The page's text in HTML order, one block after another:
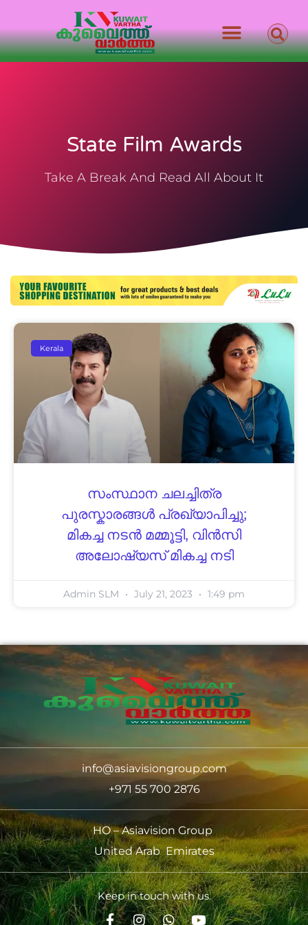
State Film Awards
Take A Break And Read All About It
Kerala
സംസ്ഥാന ചലച്ചിത്ര
പുരസ്കാരങ്ങൾ പ്രഖ്യാപിച്ചു;
മികച്ച നടൻ മമ്മൂട്ടി, വിൻസി
അലോഷ്യസ് മികച്ച നടി
Admin SLM July 21, 2023 1:49 pm
info@asiavisiongroup.com
+971 55 700 2876
HO – Asiavision Group
United Arab Emirates
Keep in touch with us.